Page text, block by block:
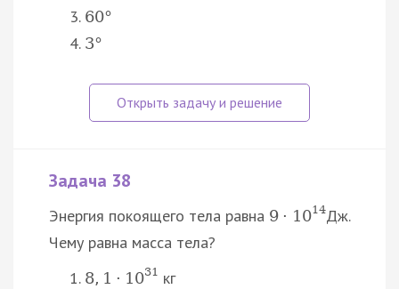
60°
3°
Задача 38
Энергия покоящего тела равна 9 ⋅ 1014Дж.
Чему равна масса тела?
8, 1 ⋅ 1031 кг